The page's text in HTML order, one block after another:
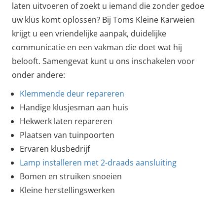
laten uitvoeren of zoekt u iemand die zonder gedoe
uw klus komt oplossen? Bij Toms Kleine Karweien
krijgt u een vriendelijke aanpak, duidelijke
communicatie en een vakman die doet wat hij
belooft. Samengevat kunt u ons inschakelen voor
onder andere:
Klemmende deur repareren
Handige klusjesman aan huis
Hekwerk laten repareren
Plaatsen van tuinpoorten
Ervaren klusbedrijf
Lamp installeren met 2-draads aansluiting
Bomen en struiken snoeien
Kleine herstellingswerken